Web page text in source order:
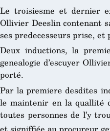
Le troisiesme et dernier
Ollivier Deeslin contenant
ses predecesseurs prise,
Deux inductions, la
genealogie d’escuyer
porté.
Par la premiere desdites
le maintenir en la quallité
toutes personnes de l’y